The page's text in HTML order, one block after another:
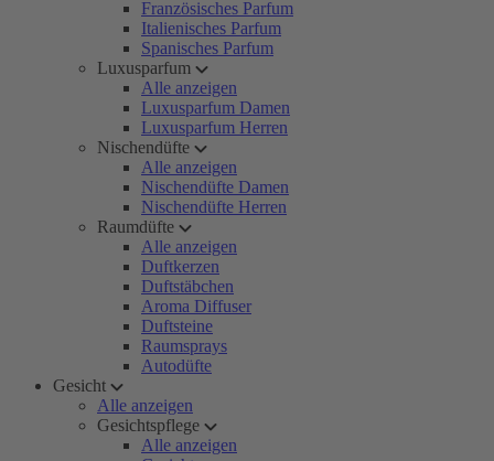
Französisches Parfum
Italienisches Parfum
Spanisches Parfum
Luxusparfum
Alle anzeigen
Luxusparfum Damen
Luxusparfum Herren
Nischendüfte
Alle anzeigen
Nischendüfte Damen
Nischendüfte Herren
Raumdüfte
Alle anzeigen
Duftkerzen
Duftstäbchen
Aroma Diffuser
Duftsteine
Raumsprays
Autodüfte
Gesicht
Alle anzeigen
Gesichtspflege
Alle anzeigen